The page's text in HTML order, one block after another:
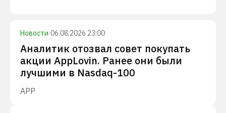
Новости·06.08.2026 23:00
Аналитик отозвал совет покупать
акции AppLovin. Ранее они были
лучшими в Nasdaq-100
APP